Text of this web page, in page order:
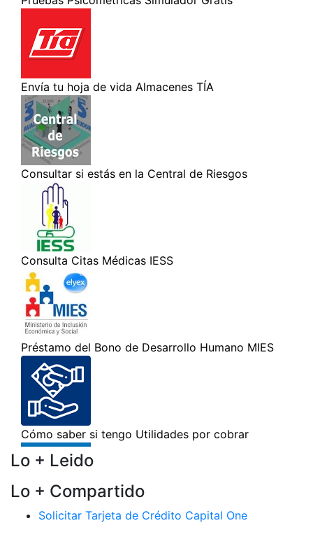
Lo + Leido
Lo + Compartido
Solicitar Tarjeta de Crédito Capital One